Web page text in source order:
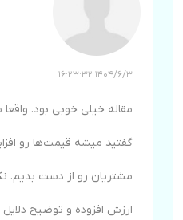
1404/6/3 16:23:32
مقاله خیلی خوبی بود.
گفتید میشه قیمت‌ها رو
مشتریان رو از دست بدیم.
ارزش افزوده و توضیح